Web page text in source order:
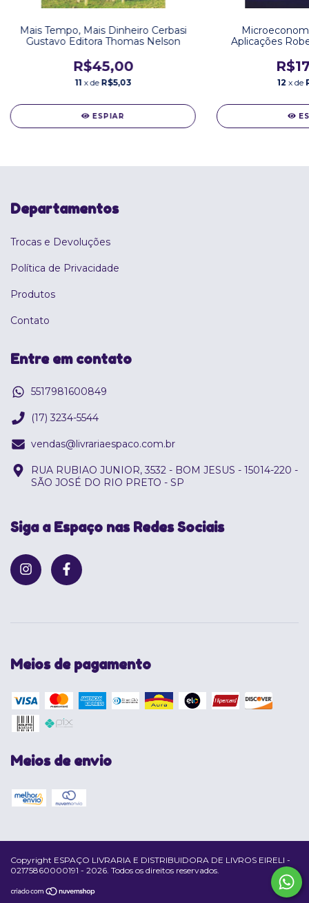
Mais Tempo, Mais Dinheiro Cerbasi
Gustavo Editora Thomas Nelson
R$45,00
11 x de R$5,03
ESPIAR
Aplicações
12 x de
Departamentos
Trocas e Devoluções
Política de Privacidade
Produtos
Contato
Entre em contato
5517981600849
(17) 3234-5544
vendas@livrariaespaco.com.br
RUA RUBIAO JUNIOR, 3532 - BOM JESUS - 15014-220 -
SÃO JOSÉ DO RIO PRETO - SP
Siga a Espaço nas Redes Sociais
Meios de pagamento
Meios de envio
Copyright ESPAÇO LIVRARIA E DISTRIBUIDORA DE LIVROS EIRELI -
02175860000191 - 2026. Todos os direitos reservados.